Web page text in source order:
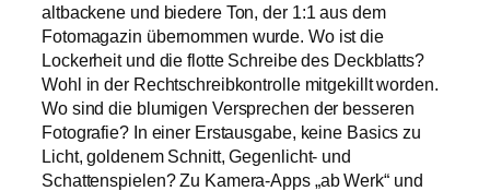
altbackene und biedere Ton, der 1:1 aus dem
Fotomagazin übernommen wurde. Wo ist die
Lockerheit und die flotte Schreibe des Deckblatts?
Wohl in der Rechtschreibkontrolle mitgekillt worden.
Wo sind die blumigen Versprechen der besseren
Fotografie? In einer Erstausgabe, keine Basics zu
Licht, goldenem Schnitt, Gegenlicht- und
Schattenspielen? Zu Kamera-Apps „ab Werk“ und